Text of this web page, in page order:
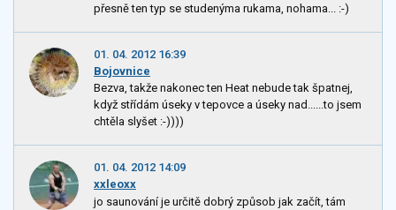
přesně ten typ se studenýma rukama, nohama... :-)
01. 04. 2012 16:39
Bojovnice
Bezva, takže nakonec ten Heat nebude tak špatnej,
když střídám úseky v tepovce a úseky nad......to jsem
chtěla slyšet :-))))
01. 04. 2012 14:09
xxleoxx
jo saunování je určitě dobrý způsob jak začít, tám